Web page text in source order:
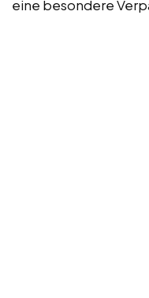
eine besondere